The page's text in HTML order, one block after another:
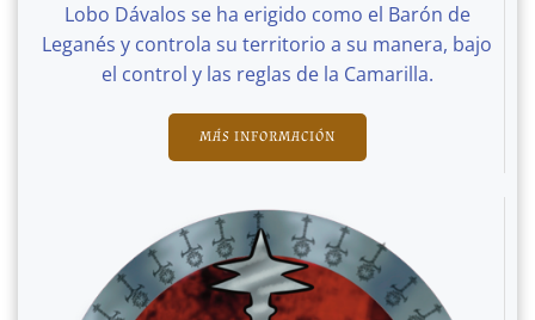
Lobo Dávalos se ha erigido como el Barón de
Leganés y controla su territorio a su manera, bajo
el control y las reglas de la Camarilla.
MÁS INFORMACIÓN